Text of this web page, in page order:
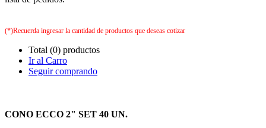
(*)Recuerda ingresar la cantidad de productos que deseas cotizar
Total (0) productos
Ir al Carro
Seguir comprando
CONO ECCO 2" SET 40 UN.